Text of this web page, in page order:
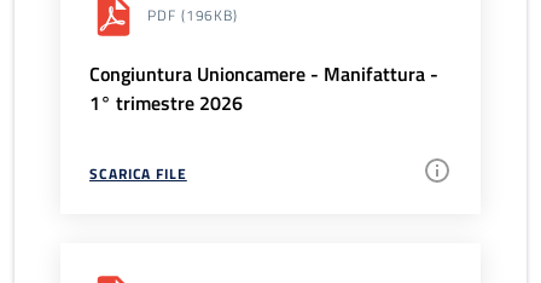
PDF (196KB)
Congiuntura Unioncamere - Manifattura -
1° trimestre 2026
SCARICA FILE